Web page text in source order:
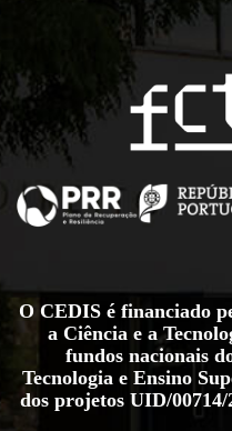
O CEDIS é financiado
a Ciência e a
fundos nacionais
Tecnologia e Ensino
dos projetos UID/00714/